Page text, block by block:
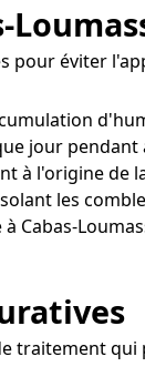
pour éviter
jour
à l'origine de
les
Cabas-
traitement